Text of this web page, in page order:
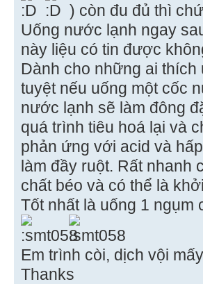
) còn đu đủ thì
Uống nước lạnh ngay
này liệu có tin được
Dành cho những ai
tuyệt nếu uống một cốc
nước lạnh sẽ làm đông
quá trình tiêu hoá lại và
phản ứng với acid và
làm đầy ruột. Rất nhanh
chất béo và có thể là
Tốt nhất là uống 1
Em trình còi, dịch vội
Thanks